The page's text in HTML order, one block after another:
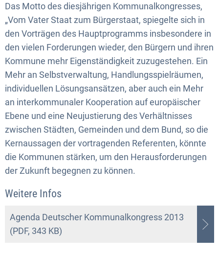
Das Motto des diesjährigen Kommunalkongresses,
„Vom Vater Staat zum Bürgerstaat, spiegelte sich in
den Vorträgen des Hauptprogramms insbesondere in
den vielen Forderungen wieder, den Bürgern und ihren
Kommune mehr Eigenständigkeit zuzugestehen. Ein
Mehr an Selbstverwaltung, Handlungsspielräumen,
individuellen Lösungsansätzen, aber auch ein Mehr
an interkommunaler Kooperation auf europäischer
Ebene und eine Neujustierung des Verhältnisses
zwischen Städten, Gemeinden und dem Bund, so die
Kernaussagen der vortragenden Referenten, könnte
die Kommunen stärken, um den Herausforderungen
der Zukunft begegnen zu können.
Weitere Infos
Agenda Deutscher Kommunalkongress 2013
(PDF, 343 KB)